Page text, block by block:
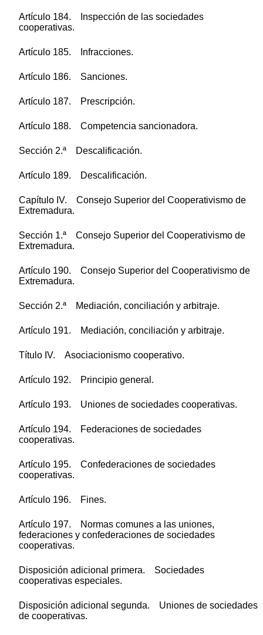
Artículo 184. Inspección de las sociedades
cooperativas.
Artículo 185. Infracciones.
Artículo 186. Sanciones.
Artículo 187. Prescripción.
Artículo 188. Competencia sancionadora.
Sección 2.ª Descalificación.
Artículo 189. Descalificación.
Capítulo IV. Consejo Superior del Cooperativismo de
Extremadura.
Sección 1.ª Consejo Superior del Cooperativismo de
Extremadura.
Artículo 190. Consejo Superior del Cooperativismo de
Extremadura.
Sección 2.ª Mediación, conciliación y arbitraje.
Artículo 191. Mediación, conciliación y arbitraje.
Título IV. Asociacionismo cooperativo.
Artículo 192. Principio general.
Artículo 193. Uniones de sociedades cooperativas.
Artículo 194. Federaciones de sociedades
cooperativas.
Artículo 195. Confederaciones de sociedades
cooperativas.
Artículo 196. Fines.
Artículo 197. Normas comunes a las uniones,
federaciones y confederaciones de sociedades
cooperativas.
Disposición adicional primera. Sociedades
cooperativas especiales.
Disposición adicional segunda. Uniones de sociedades
de cooperativas.